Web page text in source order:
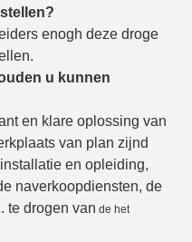
enogh deze droge
u kunnen
en klare oplossing van
van plan zijnd
en opleiding,
naverkoopdiensten, de
te drogen van de het